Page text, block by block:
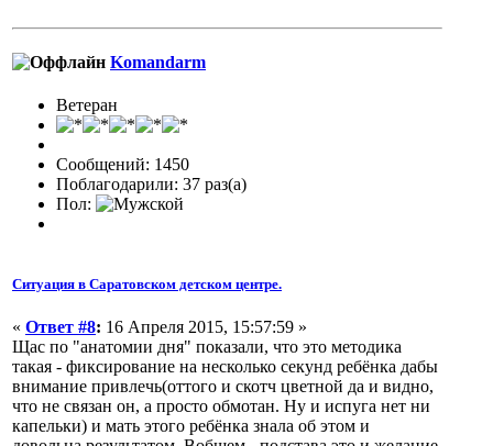
Komandarm
Ветеран
Сообщений: 1450
Поблагодарили: 37 раз(а)
Пол:
Ситуация в Саратовском детском центре.
« Ответ #8: 16 Апреля 2015, 15:57:59 »
Щас по "анатомии дня" показали, что это методика
такая - фиксирование на несколько секунд ребёнка дабы
внимание привлечь(оттого и скотч цветной да и видно,
что не связан он, а просто обмотан. Ну и испуга нет ни
капельки) и мать этого ребёнка знала об этом и